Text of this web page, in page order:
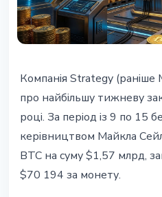
Strategy купила
BTC за $1,57
мільйона Bitcoin
17 березня 2026 р. 2 хв
Наталія Дорофєєва
Компанія Strategy (раніше
про найбільшу тижневу
році. За період із 9 по 15
керівництвом Майкла
BTC на суму $1,57 млрд,
$70 194 за монету.